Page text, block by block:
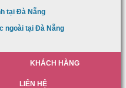
tại Đà Nẵng
ngoài tại Đà Nẵng
KHÁCH HÀNG
LIÊN HỆ